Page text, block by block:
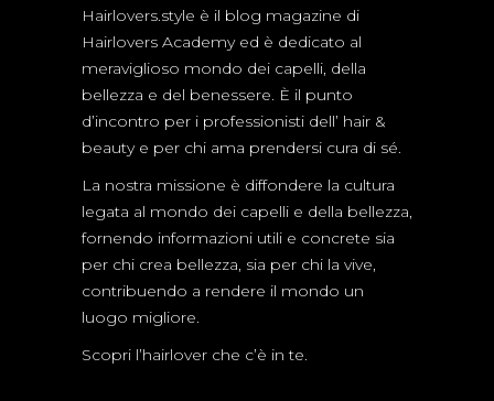
Hairlovers.style è il blog magazine di
Hairlovers Academy ed è dedicato al
meraviglioso mondo dei capelli, della
bellezza e del benessere. È il punto
d’incontro per i professionisti dell’ hair &
beauty e per chi ama prendersi cura di sé.
La nostra missione è diffondere la cultura
legata al mondo dei capelli e della bellezza,
fornendo informazioni utili e concrete sia
per chi crea bellezza, sia per chi la vive,
contribuendo a rendere il mondo un
luogo migliore.
Scopri l’hairlover che c’è in te.